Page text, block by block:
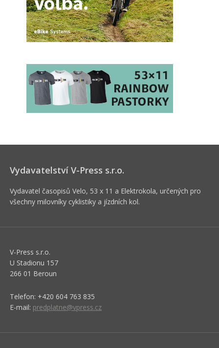
Vydavatelství V-Press s.r.o.
Vydavatel časopisů Velo, 53 x 11 a Elektrokola, určených pro
všechny milovníky cyklistiky a jízdních kol.
V-Press s.r.o.
U Stadionu 157
266 01 Beroun
Telefon: +420 604 763 835
E-mail: predplatne@vpress.cz